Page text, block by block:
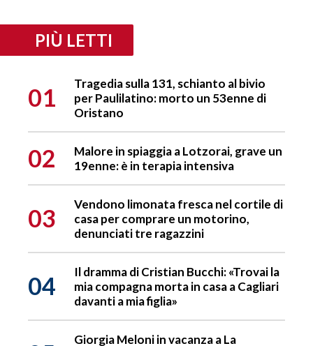
PIÙ LETTI
01
Tragedia sulla 131, schianto al bivio
per Paulilatino: morto un 53enne di
Oristano
02
Malore in spiaggia a Lotzorai, grave un
19enne: è in terapia intensiva
03
Vendono limonata fresca nel cortile di
casa per comprare un motorino,
denunciati tre ragazzini
04
Il dramma di Cristian Bucchi: «Trovai la
mia compagna morta in casa a Cagliari
davanti a mia figlia»
Giorgia Meloni in vacanza a La